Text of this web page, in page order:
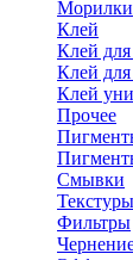
Морилки
Клей
Клей для
Клей для
Клей
Прочее
Смывки
Текстуры
Фильтры